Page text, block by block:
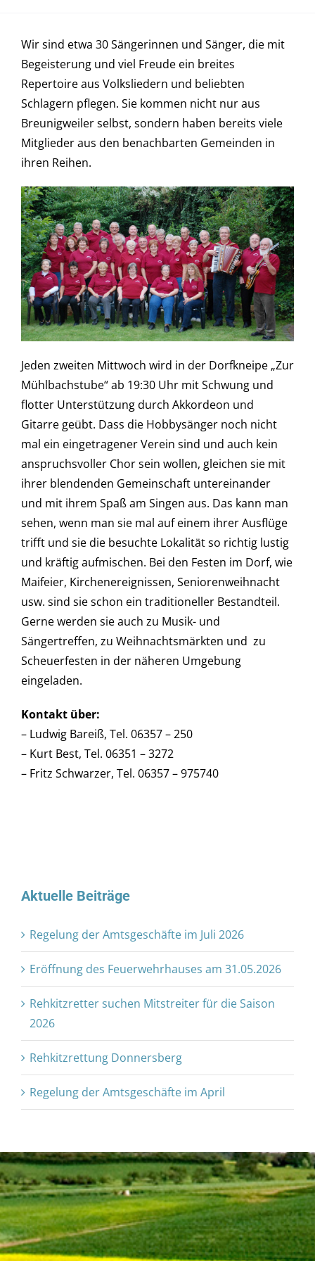
Galerie
Kontakt
Barrierefreiheit
Wir sind etwa 30 Sängerinnen und Sänger, die mit
Begeisterung und viel Freude ein breites
Repertoire aus Volksliedern und beliebten
Schlagern pflegen. Sie kommen nicht nur aus
Breunigweiler selbst, sondern haben bereits viele
Mitglieder aus den benachbarten Gemeinden in
ihren Reihen.
Jeden zweiten Mittwoch wird in der Dorfkneipe „Zur
Mühlbachstube“ ab 19:30 Uhr mit Schwung und
flotter Unterstützung durch Akkordeon und
Gitarre geübt. Dass die Hobbysänger noch nicht
mal ein eingetragener Verein sind und auch kein
anspruchsvoller Chor sein wollen, gleichen sie mit
ihrer blendenden Gemeinschaft untereinander
und mit ihrem Spaß am Singen aus. Das kann man
sehen, wenn man sie mal auf einem ihrer Ausflüge
trifft und sie die besuchte Lokalität so richtig lustig
und kräftig aufmischen. Bei den Festen im Dorf, wie
Maifeier, Kirchenereignissen, Seniorenweihnacht
usw. sind sie schon ein traditioneller Bestandteil.
Gerne werden sie auch zu Musik- und
Sängertreffen, zu Weihnachtsmärkten und zu
Scheuerfesten in der näheren Umgebung
eingeladen.
Kontakt über:
– Ludwig Bareiß, Tel. 06357 – 250
– Kurt Best, Tel. 06351 – 3272
– Fritz Schwarzer, Tel. 06357 – 975740
Aktuelle Beiträge
Regelung der Amtsgeschäfte im Juli 2026
Eröffnung des Feuerwehrhauses am 31.05.2026
Rehkitzretter suchen Mitstreiter für die Saison
2026
Rehkitzrettung Donnersberg
Regelung der Amtsgeschäfte im April